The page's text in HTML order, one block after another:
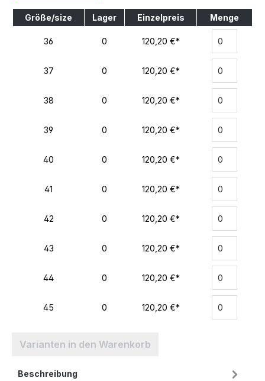
Größe/size Lager Einzelpreis Menge
36 0 120,20 €*
37 0 120,20 €*
38 0 120,20 €*
39 0 120,20 €*
40 0 120,20 €*
41 0 120,20 €*
42 0 120,20 €*
43 0 120,20 €*
44 0 120,20 €*
45 0 120,20 €*
Varianten in den Warenkorb
Beschreibung